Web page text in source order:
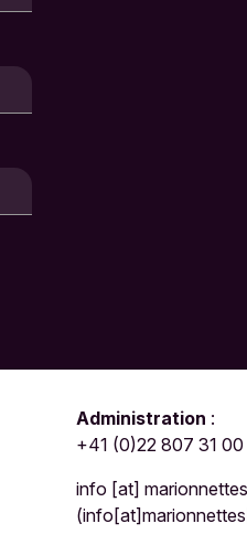
Administration :
+41 (0)22 807 31 00
info [at]